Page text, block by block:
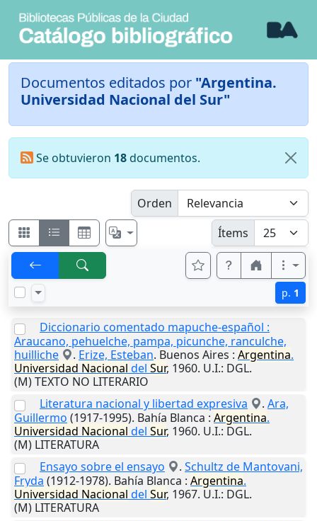
Documentos editados por "Argentina.
Universidad Nacional del Sur"
Se obtuvieron 18documentos.
Orden
Ítems
p. 1
Diccionario comentado mapuche-español :
Araucano, pehuelche, pampa, picunche, ranculche,
huilliche
. Erize, Esteban. Buenos Aires : Argentina.
Universidad Nacional del Sur, 1960. U.I.: DGL.
(M) TEXTO NO LITERARIO
Literatura nacional y libertad expresiva
. Ara,
Guillermo (1917-1995). Bahía Blanca : Argentina.
Universidad Nacional del Sur, 1960. U.I.: DGL.
(M) LITERATURA
Ensayo sobre el ensayo
. Schultz de Mantovani,
Fryda (1912-1978). Bahía Blanca : Argentina.
Universidad Nacional del Sur, 1967. U.I.: DGL.
(M) LITERATURA